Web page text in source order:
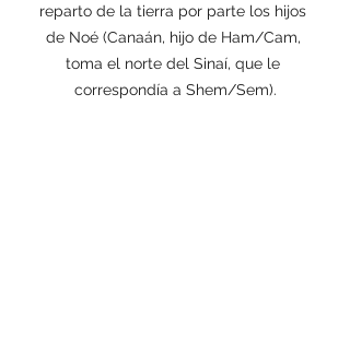
reparto de la tierra por parte los hijos
de Noé (Canaán, hijo de Ham/Cam,
toma el norte del Sinaí, que le
correspondía a Shem/Sem).